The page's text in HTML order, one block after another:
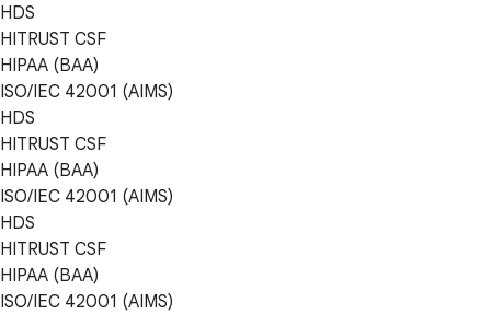
HDS
HITRUST CSF
HIPAA (BAA)
ISO/IEC 42001 (AIMS)
HDS
HITRUST CSF
HIPAA (BAA)
ISO/IEC 42001 (AIMS)
HDS
HITRUST CSF
HIPAA (BAA)
ISO/IEC 42001 (AIMS)